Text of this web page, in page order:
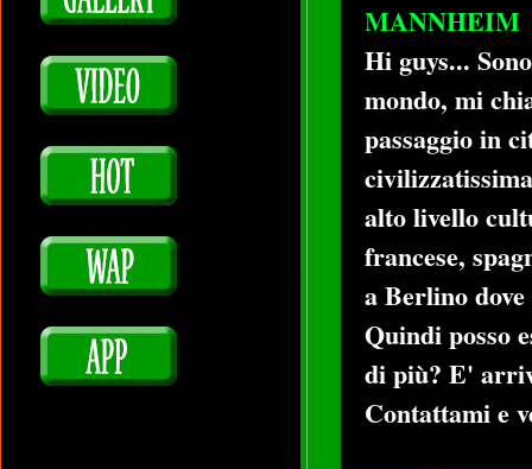
MANNHEIM
Hi guys...
mondo, mi
passaggio in
alto livello
francese,
a Berlino
Quindi posso
di più? E'
Contattami e